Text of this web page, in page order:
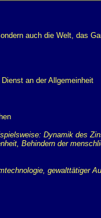
auch die Welt, das
an der Allgemeinheit
Dynamik des
Behindern der
gewalttätiger